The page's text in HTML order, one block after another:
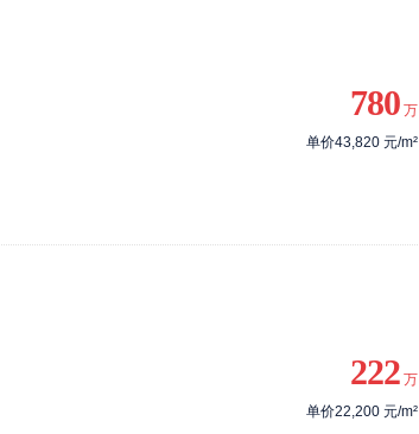
780 万
单价43,820 元/m²
222 万
单价22,200 元/m²